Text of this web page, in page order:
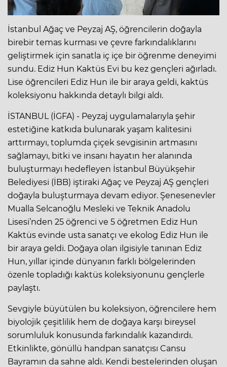
İstanbul Ağaç ve Peyzaj AŞ, öğrencilerin doğayla
birebir temas kurması ve çevre farkındalıklarını
geliştirmek için sanatla iç içe bir öğrenme deneyimi
sundu. Ediz Hun Kaktüs Evi bu kez gençleri ağırladı.
Lise öğrencileri Ediz Hun ile bir araya geldi, kaktüs
koleksiyonu hakkında detaylı bilgi aldı.
İSTANBUL (İGFA) - Peyzaj uygulamalarıyla şehir
estetiğine katkıda bulunarak yaşam kalitesini
arttırmayı, toplumda çiçek sevgisinin artmasını
sağlamayı, bitki ve insanı hayatın her alanında
buluşturmayı hedefleyen İstanbul Büyükşehir
Belediyesi (İBB) iştiraki Ağaç ve Peyzaj AŞ gençleri
doğayla buluşturmaya devam ediyor. Şenesenevler
Mualla Selcanoğlu Mesleki ve Teknik Anadolu
Lisesi’nden 25 öğrenci ve 5 öğretmen Ediz Hun
Kaktüs evinde usta sanatçı ve ekolog Ediz Hun ile
bir araya geldi. Doğaya olan ilgisiyle tanınan Ediz
Hun, yıllar içinde dünyanın farklı bölgelerinden
özenle topladığı kaktüs koleksiyonunu gençlerle
paylaştı.
Sevgiyle büyütülen bu koleksiyon, öğrencilere hem
biyolojik çeşitlilik hem de doğaya karşı bireysel
sorumluluk konusunda farkındalık kazandırdı.
Etkinlikte, gönüllü handpan sanatçısı Cansu
Bayramın da sahne aldı. Kendi bestelerinden oluşan